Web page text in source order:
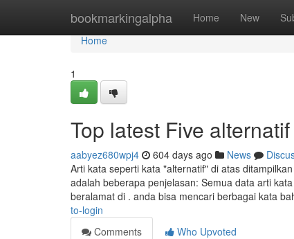
bookmarkingalpha Home New
Home
Home
1
Top latest Five
aabyez680wpj4 604 days ago News
Arti kata seperti kata "alternatif" di atas
adalah beberapa penjelasan: Semua data arti
beralamat di . anda bisa mencari berbagai kata
to-login
Comments
Who Upvoted